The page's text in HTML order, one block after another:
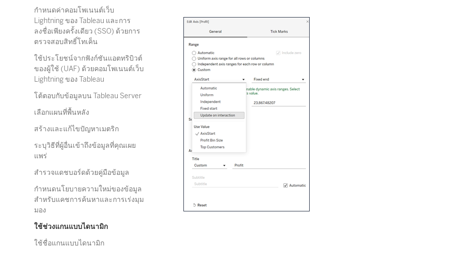
กำหนดค่าคอมโพเนนต์เว็บ
Lightning ของ Tableau และการ
ลงชื่อเพียงครั้งเดียว (SSO) ด้วยการ
ตรวจสอบสิทธิ์โทเค็น
ใช้ประโยชน์จากฟังก์ชันแอตทริบิวต์
ของผู้ใช้ (UAF) ด้วยคอมโพเนนต์เว็บ
Lightning ของ Tableau
โต้ตอบกับข้อมูลบน Tableau Server
เลือกแผนที่พื้นหลัง
สร้างและแก้ไขปัญหาเมตริก
ระบุวิธีที่ผู้อื่นเข้าถึงข้อมูลที่คุณเผย
แพร่
สำรวจแดชบอร์ดด้วยคู่มือข้อมูล
กำหนดนโยบายความใหม่ของข้อมูล
สำหรับแคชการค้นหาและการเร่งมุม
มอง
ใช้ช่วงแกนแบบไดนามิก
ใช้ชื่อแกนแบบไดนามิก